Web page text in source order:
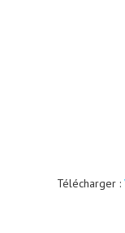
Télécharger :